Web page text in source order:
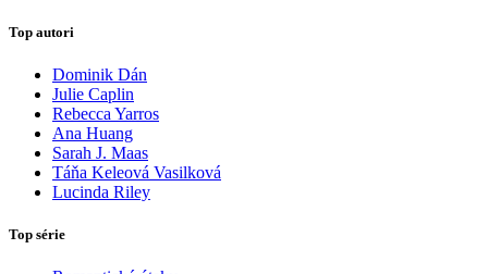
Top autori
Dominik Dán
Julie Caplin
Rebecca Yarros
Ana Huang
Sarah J. Maas
Táňa Keleová Vasilková
Lucinda Riley
Top série